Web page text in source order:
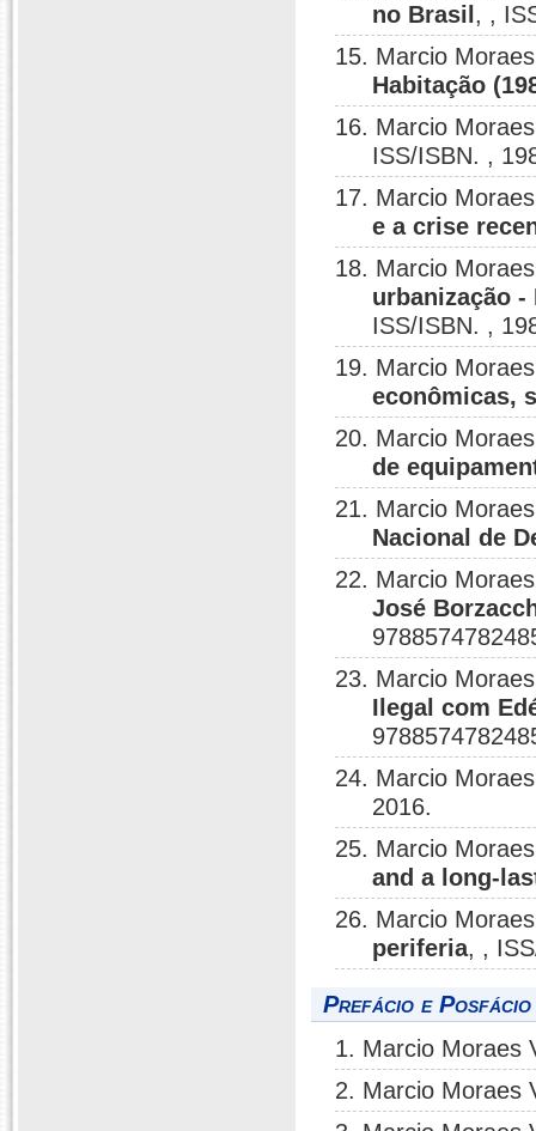
no Brasil , ,
15. Marcio
Habitação
16. Marcio
ISS/ISBN. ,
17. Marcio
e a crise
18. Marcio
urbanização
ISS/ISBN. ,
19. Marcio
econômicas,
20. Marcio
de
21. Marcio
Nacional de
22. Marcio
José
23. Marcio
Ilegal com
24. Marcio
2016.
25. Marcio
and a long-
26. Marcio
periferia, ,
Prefácio e
1. Marcio Moraes
2. Marcio Moraes